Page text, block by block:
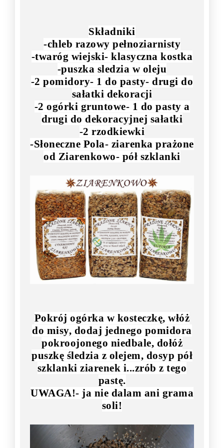
Składniki
-chleb razowy pełnoziarnisty
-twaróg wiejski- klasyczna kostka
-puszka sledzia w oleju
-2 pomidory- 1 do pasty- drugi do
sałatki dekoracji
-2 ogórki gruntowe- 1 do pasty a
drugi do dekoracyjnej sałatki
-2 rzodkiewki
-Słoneczne Pola- ziarenka prażone
od Ziarenkowo- pół szklanki
Pokrój ogórka w kosteczkę, włóż
do misy, dodaj jednego pomidora
pokroojonego niedbale, dołóż
puszkę śledzia z olejem, dosyp pół
szklanki ziarenek i...zrób z tego
pastę.
UWAGA!- ja nie dalam ani grama
soli!